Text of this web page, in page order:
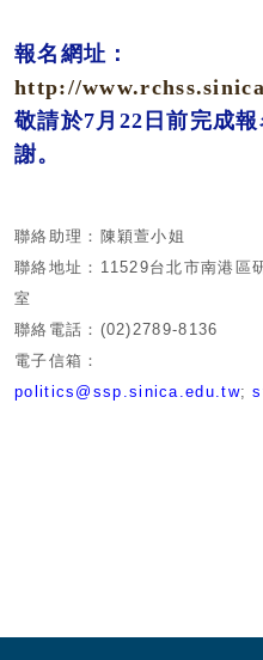
報名網址：
http://
敬請於7月22日前完成
謝。
聯絡助理：陳穎萱小姐
聯絡地址： 11529台北市南港區
室
聯絡電話： (02)2789-8136
電子信箱：
politics@ssp.sinica.edu.tw;